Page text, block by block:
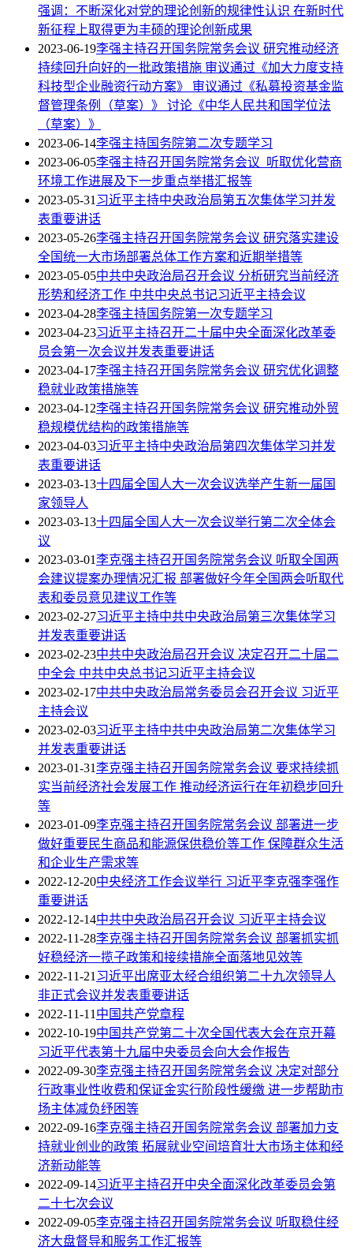
强调：不断深化对党的理论创新的规律性认识 在新时代
新征程上取得更为丰硕的理论创新成果
2023-06-19李强主持召开国务院常务会议 研究推动经济
持续回升向好的一批政策措施 审议通过《加大力度支持
科技型企业融资行动方案》 审议通过《私募投资基金监
督管理条例（草案）》 讨论《中华人民共和国学位法
（草案）》
2023-06-14李强主持国务院第二次专题学习
2023-06-05李强主持召开国务院常务会议 听取优化营商
环境工作进展及下一步重点举措汇报等
2023-05-31习近平主持中央政治局第五次集体学习并发
表重要讲话
2023-05-26李强主持召开国务院常务会议 研究落实建设
全国统一大市场部署总体工作方案和近期举措等
2023-05-05中共中央政治局召开会议 分析研究当前经济
形势和经济工作 中共中央总书记习近平主持会议
2023-04-28李强主持国务院第一次专题学习
2023-04-23习近平主持召开二十届中央全面深化改革委
员会第一次会议并发表重要讲话
2023-04-17李强主持召开国务院常务会议 研究优化调整
稳就业政策措施等
2023-04-12李强主持召开国务院常务会议 研究推动外贸
稳规模优结构的政策措施等
2023-04-03习近平主持中央政治局第四次集体学习并发
表重要讲话
2023-03-13十四届全国人大一次会议选举产生新一届国
家领导人
2023-03-13十四届全国人大一次会议举行第二次全体会
议
2023-03-01李克强主持召开国务院常务会议 听取全国两
会建议提案办理情况汇报 部署做好今年全国两会听取代
表和委员意见建议工作等
2023-02-27习近平主持中共中央政治局第三次集体学习
并发表重要讲话
2023-02-23中共中央政治局召开会议 决定召开二十届二
中全会 中共中央总书记习近平主持会议
2023-02-17中共中央政治局常务委员会召开会议 习近平
主持会议
2023-02-03习近平主持中共中央政治局第二次集体学习
并发表重要讲话
2023-01-31李克强主持召开国务院常务会议 要求持续抓
实当前经济社会发展工作 推动经济运行在年初稳步回升
等
2023-01-09李克强主持召开国务院常务会议 部署进一步
做好重要民生商品和能源保供稳价等工作 保障群众生活
和企业生产需求等
2022-12-20中央经济工作会议举行 习近平李克强李强作
重要讲话
2022-12-14中共中央政治局召开会议 习近平主持会议
2022-11-28李克强主持召开国务院常务会议 部署抓实抓
好稳经济一揽子政策和接续措施全面落地见效等
2022-11-21习近平出席亚太经合组织第二十九次领导人
非正式会议并发表重要讲话
2022-11-11中国共产党章程
2022-10-19中国共产党第二十次全国代表大会在京开幕
习近平代表第十九届中央委员会向大会作报告
2022-09-30李克强主持召开国务院常务会议 决定对部分
行政事业性收费和保证金实行阶段性缓缴 进一步帮助市
场主体减负纾困等
2022-09-16李克强主持召开国务院常务会议 部署加力支
持就业创业的政策 拓展就业空间培育壮大市场主体和经
济新动能等
2022-09-14习近平主持召开中央全面深化改革委员会第
二十七次会议
2022-09-05李克强主持召开国务院常务会议 听取稳住经
济大盘督导和服务工作汇报等